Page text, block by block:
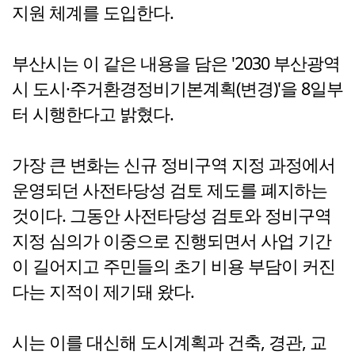
지원 체계를 도입한다.
부산시는 이 같은 내용을 담은 '2030 부산광역
시 도시·주거환경정비기본계획(변경)'을 8일부
터 시행한다고 밝혔다.
가장 큰 변화는 신규 정비구역 지정 과정에서
운영되던 사전타당성 검토 제도를 폐지하는
것이다. 그동안 사전타당성 검토와 정비구역
지정 심의가 이중으로 진행되면서 사업 기간
이 길어지고 주민들의 초기 비용 부담이 커진
다는 지적이 제기돼 왔다.
시는 이를 대신해 도시계획과 건축, 경관, 교